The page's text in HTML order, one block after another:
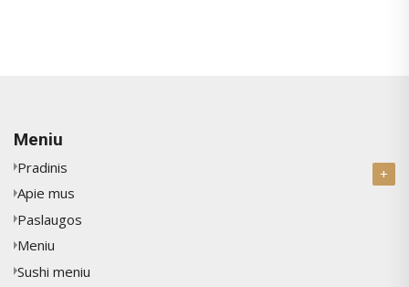
Meniu
Pradinis
Apie mus
Paslaugos
Meniu
Sushi meniu